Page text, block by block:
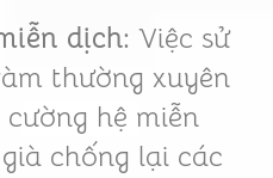
dịch: Việc sử
thường xuyên
hệ miễn
chống lại các